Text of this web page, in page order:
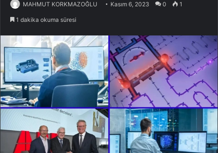
MAHMUT KORKMAZOĞLU Kasım 6, 2023 0 1
1 dakika okuma süresi